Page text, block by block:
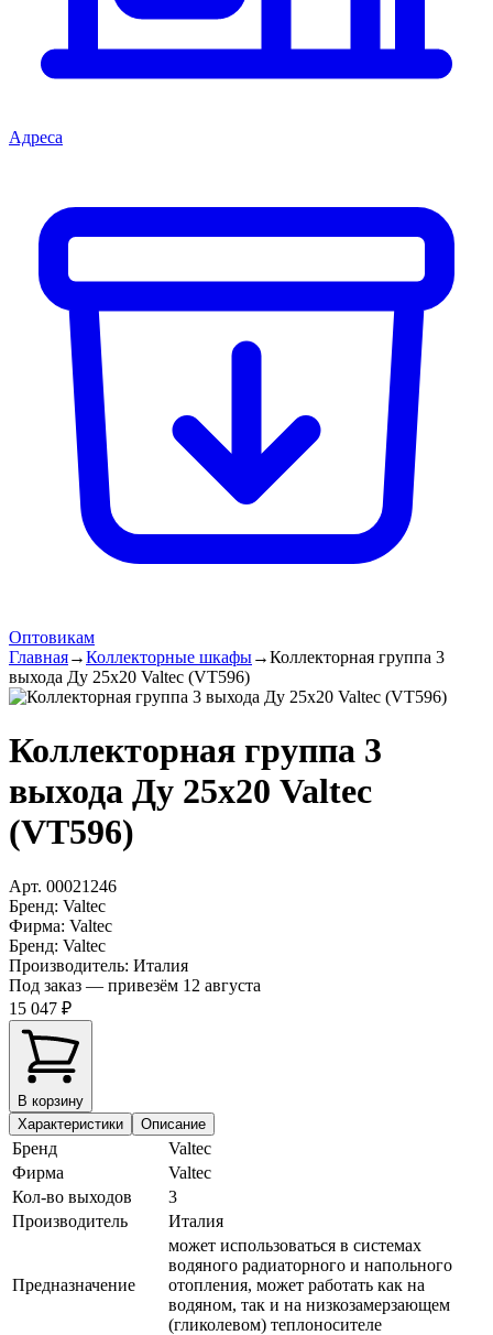
Адреса
Оптовикам
Главная→Коллекторные шкафы→Коллекторная группа 3
выхода Ду 25х20 Valtec (VT596)
Коллекторная группа 3
выхода Ду 25х20 Valtec
(VT596)
Арт. 00021246
Бренд: Valtec
Фирма: Valtec
Бренд: Valtec
Производитель: Италия
Под заказ — привезём 12 августа
15 047 ₽
В корзину
Характеристики
Описание
Бренд
Valtec
Фирма
Valtec
Кол-во выходов
3
Производитель
Италия
Предназначение
может использоваться в системах
водяного радиаторного и напольного
отопления, может работать как на
водяном, так и на низкозамерзающем
(гликолевом) теплоносителе